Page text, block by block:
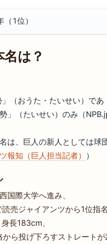
1位）
は？
（おうた・たいせい）であ
」（たいせい）のみ（
は、巨人の新人としては球
報知（巨人担当記者） ）
国際大学へ進み、
売ジャイアンツから1位指
長183cm、
ら投げ下ろすストレートが